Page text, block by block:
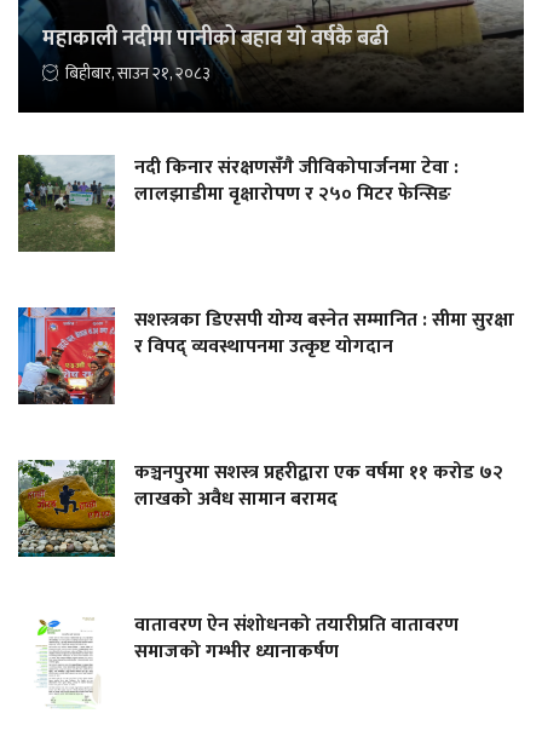
महाकाली नदीमा पानीको बहाव याे वर्षकै बढी
बिहीबार, साउन २१, २०८३
नदी किनार संरक्षणसँगै जीविकोपार्जनमा टेवा :
लालझाडीमा वृक्षारोपण र २५० मिटर फेन्सिङ
सशस्त्रका डिएसपी योग्य बस्नेत सम्मानित : सीमा सुरक्षा
र विपद् व्यवस्थापनमा उत्कृष्ट योगदान
कञ्चनपुरमा सशस्त्र प्रहरीद्वारा एक वर्षमा ११ करोड ७२
लाखको अवैध सामान बरामद
वातावरण ऐन संशोधनको तयारीप्रति वातावरण
समाजको गम्भीर ध्यानाकर्षण